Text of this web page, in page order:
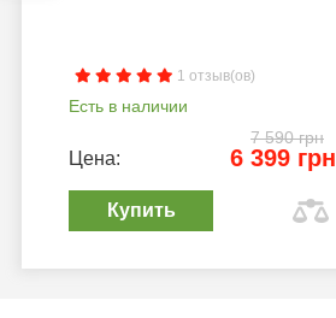
1 отзыв(ов)
Есть в наличии
7 590 грн
Цена: 6 399 грн
Купить